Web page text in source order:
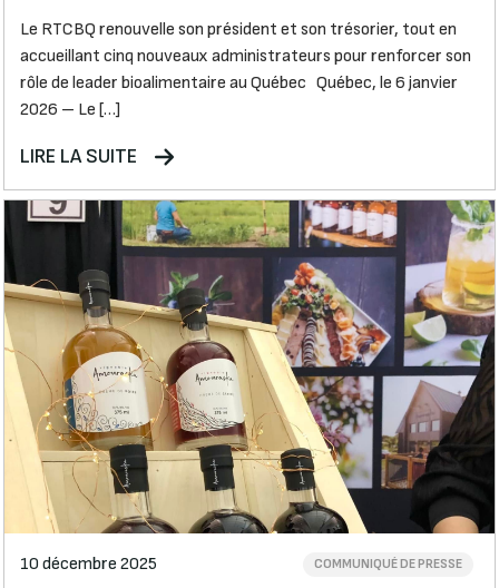
Le RTCBQ renouvelle son président et son trésorier, tout en
accueillant cinq nouveaux administrateurs pour renforcer son
rôle de leader bioalimentaire au Québec Québec, le 6 janvier
2026 – Le […]
LIRE LA SUITE
10 décembre 2025 COMMUNIQUÉ DE PRESSE